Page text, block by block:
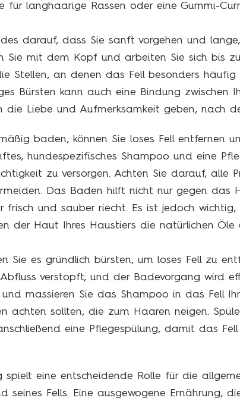
für langhaarige Rassen oder eine Gummi-
darauf, dass Sie sanft vorgehen und
Sie mit dem Kopf und arbeiten Sie sich bis
Stellen, an denen das Fell besonders häufig
Bürsten kann auch eine Bindung zwischen
die Liebe und Aufmerksamkeit geben, nach
baden, können Sie loses Fell entfernen
hundespezifisches Shampoo und eine
zu versorgen. Achten Sie darauf, alle
Das Baden hilft nicht nur gegen das
und sauber riecht. Es ist jedoch wichtig,
der Haut Ihres Haustiers die natürlichen Öle
Sie es gründlich bürsten, um loses Fell zu
verstopft, und der Badevorgang wird
massieren Sie das Shampoo in das Fell
achten sollten, die zum Haaren neigen.
eine Pflegespülung, damit das
spielt eine entscheidende Rolle für die
seines Fells. Eine ausgewogene Ernährung,